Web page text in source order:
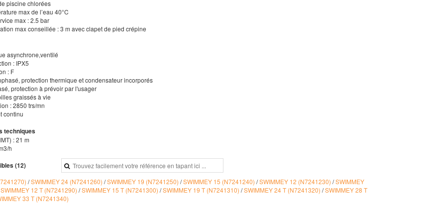
piscine chlorées
max de l’eau 40°C
max : 2.5 bar
max conseillée : 3 m avec clapet de pied crépine
asynchrone,ventilé
: IPX5
: F
protection thermique et condensateur incorporés
protection à prévoir par l'usager
graissés à vie
: 2850 trs/mn
continu
techniques
: 21 m
h
(12)
/SWIMMEY 24 (N7241260) /SWIMMEY 19 (N7241250) /SWIMMEY 15 (N7241240) /SWIMMEY 12 (N7241230) /SWIMMEY
SWIMMEY 12 T (N7241290) /SWIMMEY 15 T (N7241300) /SWIMMEY 19 T (N7241310) /SWIMMEY 24 T (N7241320) /SWIMMEY 28 T
33 T (N7241340)